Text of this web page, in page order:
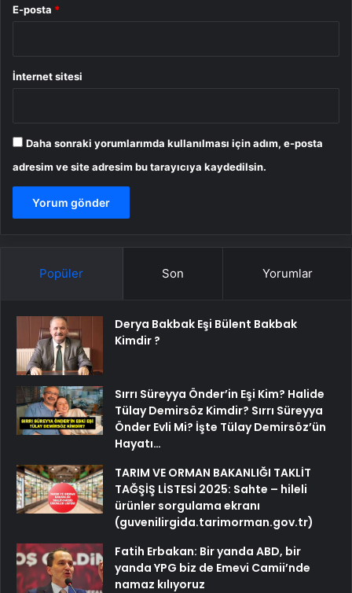
E-posta *
İnternet sitesi
Daha sonraki yorumlarımda kullanılması için adım, e-posta
adresim ve site adresim bu tarayıcıya kaydedilsin.
Popüler Son Yorumlar
Derya Bakbak Eşi Bülent Bakbak
Kimdir ?
Sırrı Süreyya Önder’in Eşi Kim? Halide
Tülay Demirsöz Kimdir? Sırrı Süreyya
Önder Evli Mi? İşte Tülay Demirsöz’ün
Hayatı…
TARIM VE ORMAN BAKANLIĞI TAKLİT
TAĞŞİŞ LİSTESİ 2025: Sahte – hileli
ürünler sorgulama ekranı
(guvenilirgida.tarimorman.gov.tr)
Fatih Erbakan: Bir yanda ABD, bir
yanda YPG biz de Emevi Camii’nde
namaz kılıyoruz